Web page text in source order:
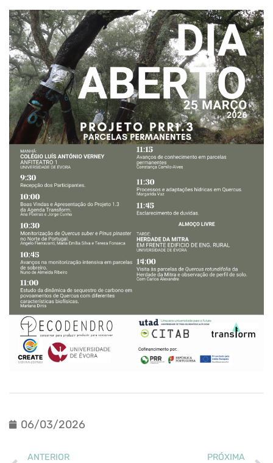
06/03/2026
ANTERIOR PRÓXIMA